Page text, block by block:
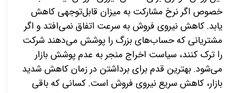
خصوص اگر نرخ مشارکت به میزان قابل‌توجهی کاهش
یابد. کاهش نیروی فروش به سرعت اتفاق نمی‌افتد و اگر
مشتریانی که حساب‌های بزرگ را پوشش می‌دهند شرکت
را ترک کنند، سیاست اخراج منجر به عدم پوشش بازار
می‌شود. بهترین قدم برای برداشتن در زمان کاهش شدید
بازار، کاهش سریع نیروی فروش است. کسانی که باقی